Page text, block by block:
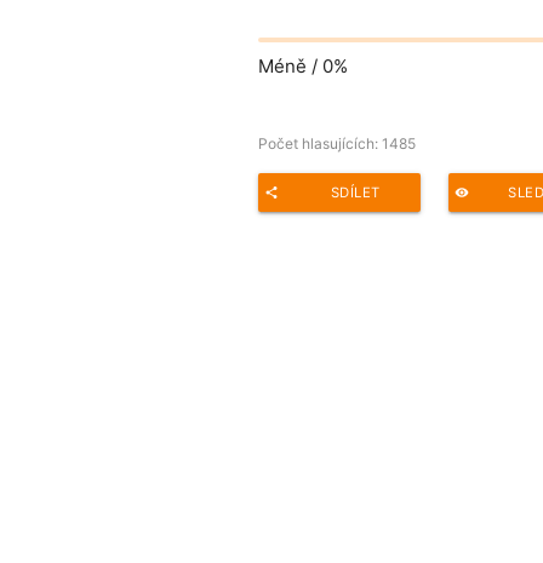
Méně / 0%
Počet hlasujících: 1485
share SDÍLET remove_red_eye